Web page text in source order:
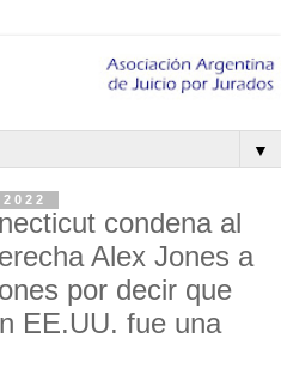
▼
condena al
Alex Jones a
por decir que
EE.UU. fue una